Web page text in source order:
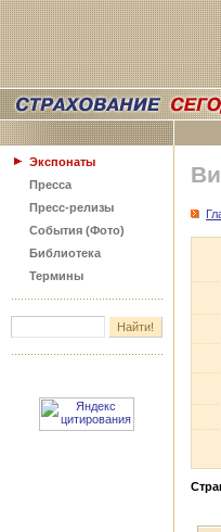
Экспонаты
Пресса
Пресс-релизы
События (Фото)
Библиотека
Термины